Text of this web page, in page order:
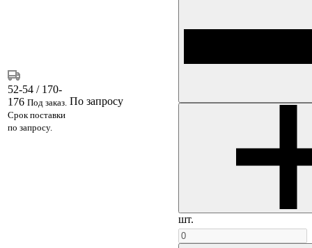
52-54 / 170-
176 Под заказ.
Срок поставки
по запросу.
По запросу
шт.